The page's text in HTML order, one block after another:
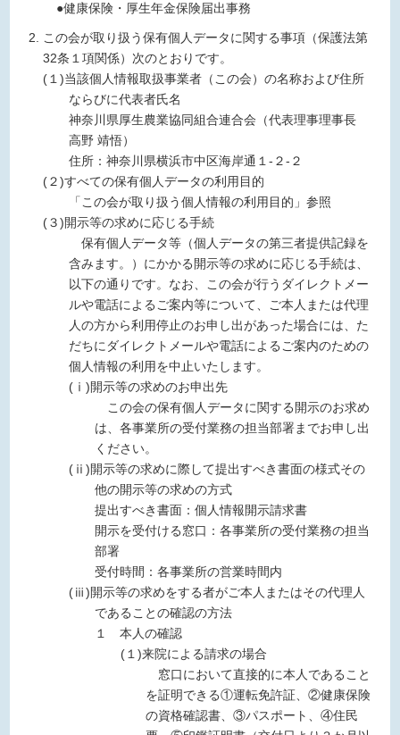
●健康保険・厚生年金保険届出事務
この会が取り扱う保有個人データに関する事項（保護法第
32条１項関係）次のとおりです。
(１)当該個人情報取扱事業者（この会）の名称および住所
ならびに代表者氏名
神奈川県厚生農業協同組合連合会（代表理事理事長
高野 靖悟）
住所：神奈川県横浜市中区海岸通１-２-２
(２)すべての保有個人データの利用目的
「この会が取り扱う個人情報の利用目的」参照
(３)開示等の求めに応じる手続
保有個人データ等（個人データの第三者提供記録を
含みます。）にかかる開示等の求めに応じる手続は、
以下の通りです。なお、この会が行うダイレクトメー
ルや電話によるご案内等について、ご本人または代理
人の方から利用停止のお申し出があった場合には、た
だちにダイレクトメールや電話によるご案内のための
個人情報の利用を中止いたします。
(ⅰ)開示等の求めのお申出先
この会の保有個人データに関する開示のお求め
は、各事業所の受付業務の担当部署までお申し出
ください。
(ⅱ)開示等の求めに際して提出すべき書面の様式その
他の開示等の求めの方式
提出すべき書面：個人情報開示請求書
開示を受付ける窓口：各事業所の受付業務の担当
部署
受付時間：各事業所の営業時間内
(ⅲ)開示等の求めをする者がご本人またはその代理人
であることの確認の方法
１ 本人の確認
(１)来院による請求の場合
窓口において直接的に本人であること
を証明できる①運転免許証、②健康保険
の資格確認書、③パスポート、④住民